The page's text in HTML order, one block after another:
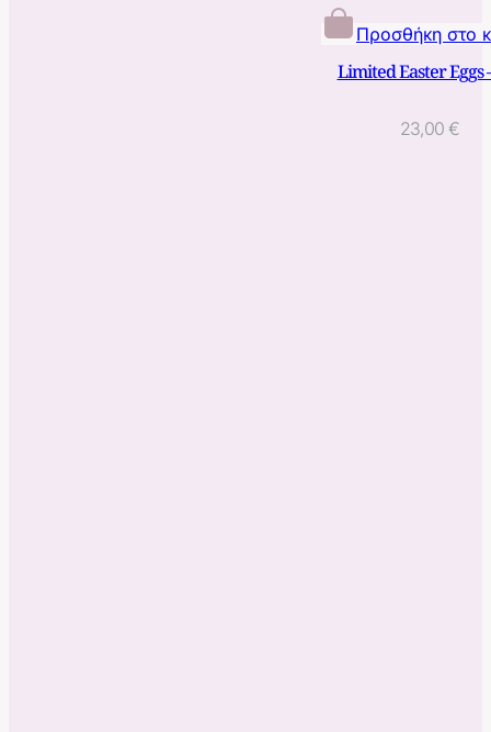
Προσθήκη στο
Limited Easter Eggs
23,00 €